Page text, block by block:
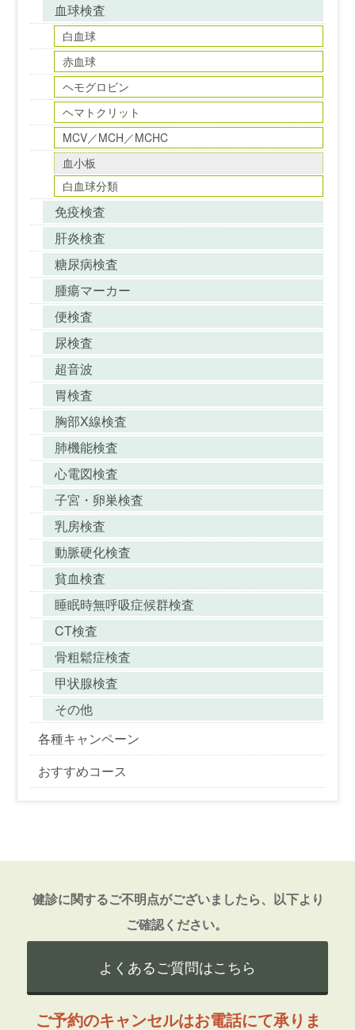
血球検査
白血球
赤血球
ヘモグロビン
ヘマトクリット
MCV／MCH／MCHC
血小板
白血球分類
免疫検査
肝炎検査
糖尿病検査
腫瘍マーカー
便検査
尿検査
超音波
胃検査
胸部X線検査
肺機能検査
心電図検査
子宮・卵巣検査
乳房検査
動脈硬化検査
貧血検査
睡眠時無呼吸症候群検査
CT検査
骨粗鬆症検査
甲状腺検査
その他
各種キャンペーン
おすすめコース
健診に関するご不明点がございましたら、以下より
ご確認ください。
よくあるご質問はこちら
ご予約のキャンセルはお電話にて承りま